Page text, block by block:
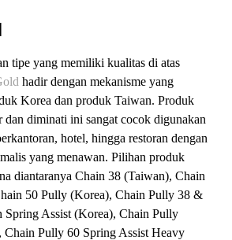
tipe yang memiliki kualitas di atas
hadir dengan mekanisme yang
Korea dan produk Taiwan. Produk
dan diminati ini sangat cocok digunakan
hotel, hingga restoran dengan
yang menawan. Pilihan produk
diantaranya Chain 38 (Taiwan), Chain
50 Pully (Korea), Chain Pully 38 &
Assist (Korea), Chain Pully
Chain Pully 60 Spring Assist Heavy